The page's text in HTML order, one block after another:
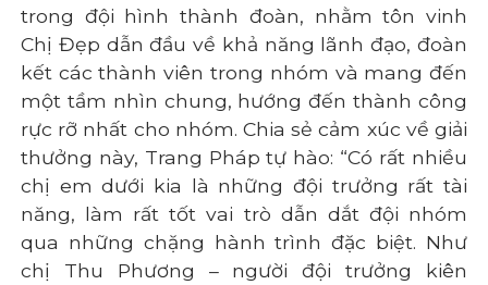
trong đội hình thành đoàn, nhằm tôn vinh
Chị Đẹp dẫn đầu về khả năng lãnh đạo, đoàn
kết các thành viên trong nhóm và mang đến
một tầm nhìn chung, hướng đến thành công
rực rỡ nhất cho nhóm. Chia sẻ cảm xúc về giải
thưởng này, Trang Pháp tự hào: “Có rất nhiều
chị em dưới kia là những đội trưởng rất tài
năng, làm rất tốt vai trò dẫn dắt đội nhóm
qua những chặng hành trình đặc biệt. Như
chị Thu Phương – người đội trưởng kiên